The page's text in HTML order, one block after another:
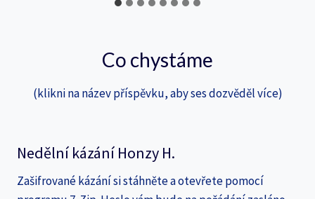
Co chystáme
(klikni na název příspěvku, aby ses dozvěděl více)
Nedělní kázání Honzy H.
Zašifrované kázání si stáhněte a otevřete pomocí